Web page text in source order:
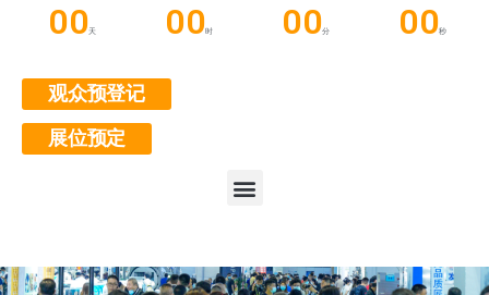
00天 00时 00分 00秒
观众预登记
展位预定